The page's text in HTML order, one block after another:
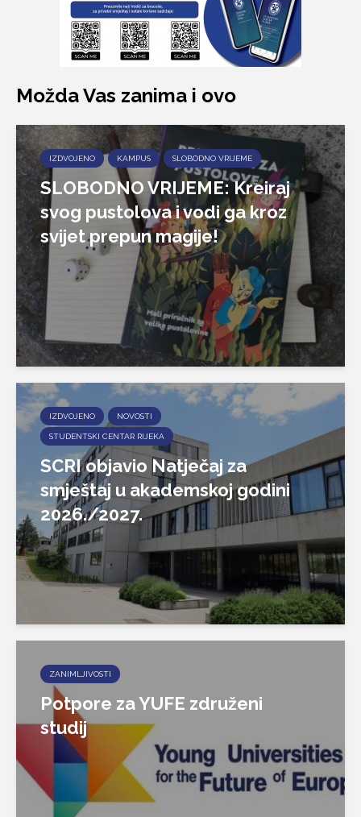
Možda Vas zanima i ovo
IZDVOJENO KAMPUS SLOBODNO VRIJEME
SLOBODNO VRIJEME: Kreiraj
svog pustolova i vodi ga kroz
svijet prepun magije!
IZDVOJENO NOVOSTI
STUDENTSKI CENTAR RIJEKA
SCRI objavio Natječaj za
smještaj u akademskoj godini
2026./2027.
ZANIMLJIVOSTI
Potpore za YUFE združeni
studij